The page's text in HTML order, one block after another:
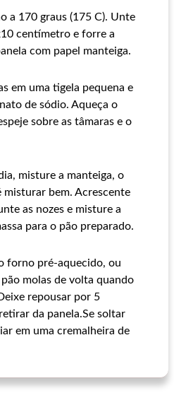
a 170 graus (175 C). Unte
centímetro e forre a
com papel manteiga.
em uma tigela pequena e
de sódio. Aqueça o
sobre as tâmaras e o
misture a manteiga, o
misturar bem. Acrescente
as nozes e misture a
para o pão preparado.
forno pré-aquecido, ou
molas de volta quando
repousar por 5
da panela.Se soltar
em uma cremalheira de